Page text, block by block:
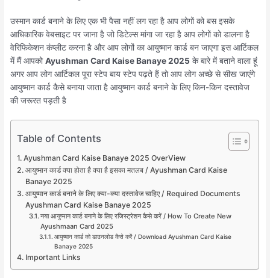
उस्मान कार्ड बनाने के लिए एक भी पैसा नहीं लग रहा है आप लोगों को बस इसके
आधिकारिक वेबसाइट पर जाना है जो डिटेल्स मांगा जा रहा है आप लोगों को डालना है
वेरिफिकेशन कंप्लीट करना है और आप लोगों का आयुष्मान कार्ड बन जाएगा इस आर्टिकल
में मैं आपकोAyushman Card Kaise Banaye 2025 के बारे में बताने वाला हूं
अगर आप लोग आर्टिकल पूरा स्टेप बाय स्टेप पढ़ते हैं तो आप लोग अच्छे से सीख जाएंगे
आयुष्मान कार्ड कैसे बनाया जाता है आयुष्मान कार्ड बनाने के लिए किन-किन दस्तावेज
की जरूरत पड़ती है
Table of Contents
Ayushman Card Kaise Banaye 2025 OverView
आयुष्मान कार्ड क्या होता है क्या है इसका मतलब / Ayushman Card Kaise
Banaye 2025
आयुष्मान कार्ड बनाने के लिए क्या-क्या दस्तावेज चाहिए / Required Documents
Ayushman Card Kaise Banaye 2025
नया आयुष्मान कार्ड बनाने के लिए रजिस्ट्रेशन कैसे करें / How To Create New
Ayushmaan Card 2025
आयुष्मान कार्ड को डाउनलोड कैसे करें / Download Ayushman Card Kaise
Banaye 2025
Important Links